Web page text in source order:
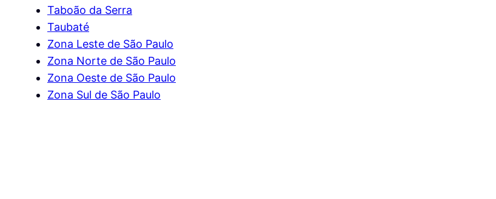
Taboão da Serra
Taubaté
Zona Leste de São Paulo
Zona Norte de São Paulo
Zona Oeste de São Paulo
Zona Sul de São Paulo